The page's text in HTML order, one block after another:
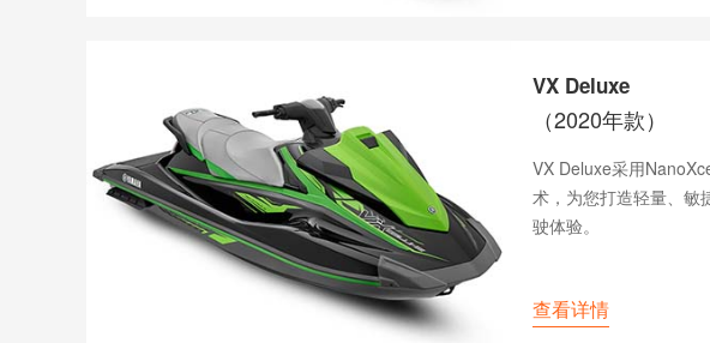
VX Deluxe
（2020年款）
VX Deluxe采用
术，为您打造轻量、敏
驶体验。
查看详情